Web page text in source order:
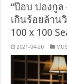
“ป๊อบ ปองกูล
เกินร้อยล้าน
100 x 100
2021-04-20